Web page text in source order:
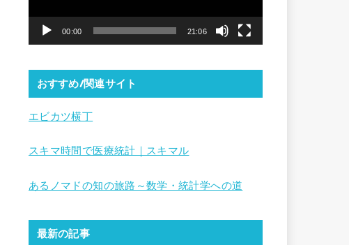
ヤ
00:00 21:06
おすすめ/関連サイト
エビカツ横丁
スキマ時間で医療統計｜スキマル
あるノマドの知の旅路～数学・統計学への道
最新の記事